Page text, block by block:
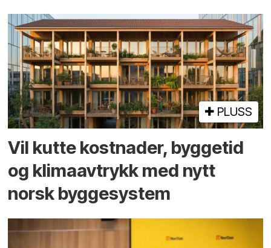
PLUSS
Vil kutte kostnader, byggetid
og klima­avtrykk med nytt
norsk bygge­system